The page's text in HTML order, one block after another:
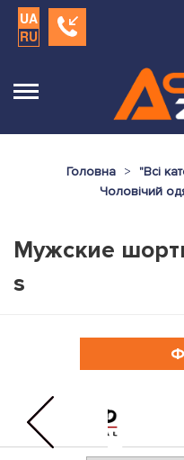
UA
RU
Головна "Всі
Чоловічий
Мужские
s